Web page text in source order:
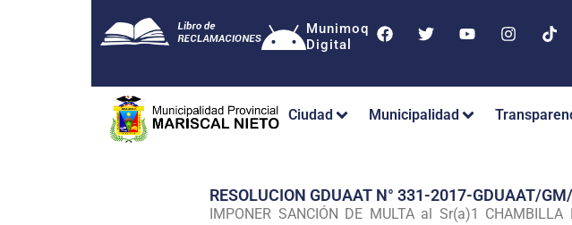
Munimoq
Digital
Ciudad Municipalidad
RESOLUCION GDUAAT N° 331-2017-GDUAAT/
IMPONER SANCIÓN DE MULTA al Sr(a)1